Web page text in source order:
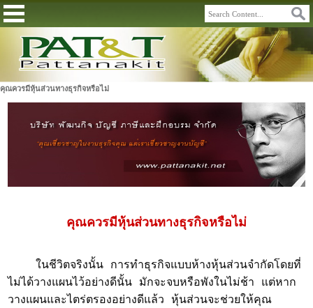
คุณควรมีหุ้นส่วนทางธุรกิจหรือไม่
คุณควรมีหุ้นส่วนทางธุรกิจหรือไม่
ในชีวิตจริงนั้น การทำธุรกิจแบบห้างหุ้นส่วนจำกัดโดยที่
ไม่ได้วางแผนไว้อย่างดีนั้น มักจะจบหรือพังในไม่ช้า แต่หาก
วางแผนและไตร่ตรองอย่างดีแล้ว หุ้นส่วนจะช่วยให้คุณ